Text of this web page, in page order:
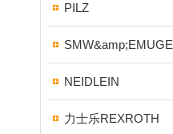
PILZ
SMW&amp;EMUGE
NEIDLEIN
力士乐REXROTH